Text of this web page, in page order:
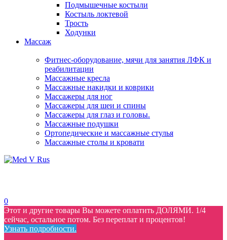
Подмышечные костыли
Костыль локтевой
Трость
Ходунки
Массаж
Фитнес-оборудование, мячи для занятия ЛФК и
реабилитации
Массажные кресла
Массажные накидки и коврики
Массажеры для ног
Массажеры для шеи и спины
Массажеры для глаз и головы.
Массажные подушки
Ортопедические и массажные стулья
Массажные столы и кровати
0
Этот и другие товары Вы можете оплатить ДОЛЯМИ. 1/4
сейчас, остальное потом. Без переплат и процентов!
Узнать подробности.